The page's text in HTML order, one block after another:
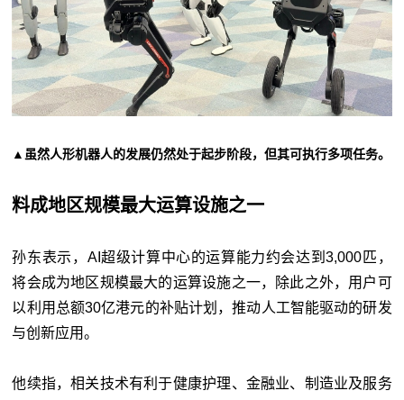
▲虽然人形机器人的发展仍然处于起步阶段，但其可执行多项任务。
料成地区规模最大运算设施之一
孙东表示，AI超级计算中心的运算能力约会达到3,000匹，
将会成为地区规模最大的运算设施之一，除此之外，用户可
以利用总额30亿港元的补贴计划，推动人工智能驱动的研发
与创新应用。
他续指，相关技术有利于健康护理、金融业、制造业及服务